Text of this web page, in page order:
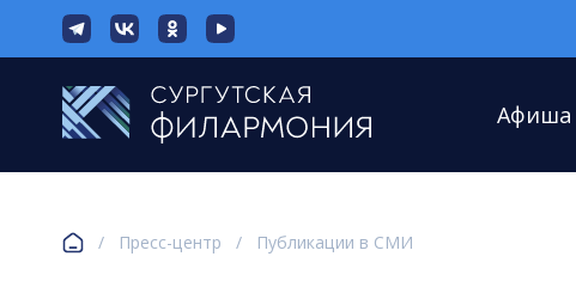
Афиша
/ Пресс-центр / Публикации в СМИ